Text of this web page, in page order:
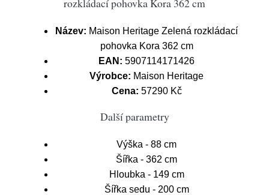
rozkládací pohovka Kora 362 cm
Název: Maison Heritage Zelená rozkládací
pohovka Kora 362 cm
EAN: 5907114171426
Výrobce: Maison Heritage
Cena: 57290 Kč
Další parametry
Výška - 88 cm
Šířka - 362 cm
Hloubka - 149 cm
Šířka sedu - 200 cm